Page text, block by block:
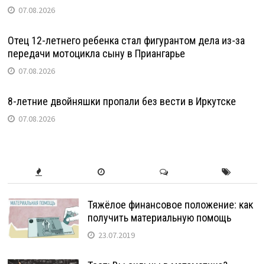
07.08.2026
Отец 12-летнего ребенка стал фигурантом дела из-за
передачи мотоцикла сыну в Приангарье
07.08.2026
8-летние двойняшки пропали без вести в Иркутске
07.08.2026
Тяжёлое финансовое положение: как
получить материальную помощь
23.07.2019